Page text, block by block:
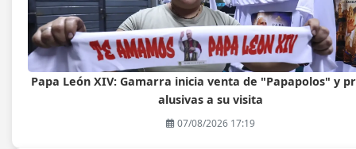
Papa León XIV: Gamarra inicia venta de "Papapolos" y
alusivas a su visita
07/08/2026 17:19